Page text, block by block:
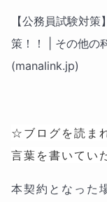
【公務員試験対
策！！ | その他の
(manalink.jp)
☆ブログを読ま
言葉を書いてい
本契約となった